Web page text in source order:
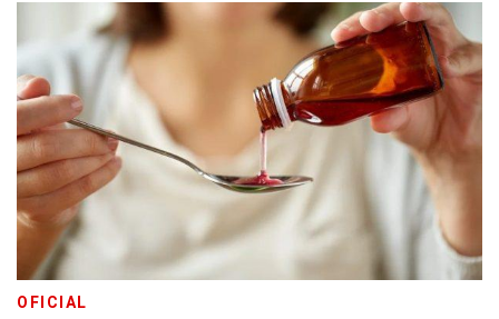
OFICIAL